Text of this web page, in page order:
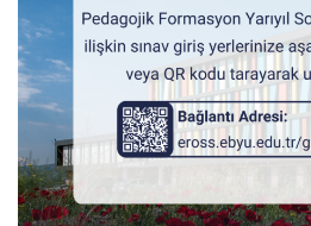
Giriş
Yeri
Bilgilendirmesi